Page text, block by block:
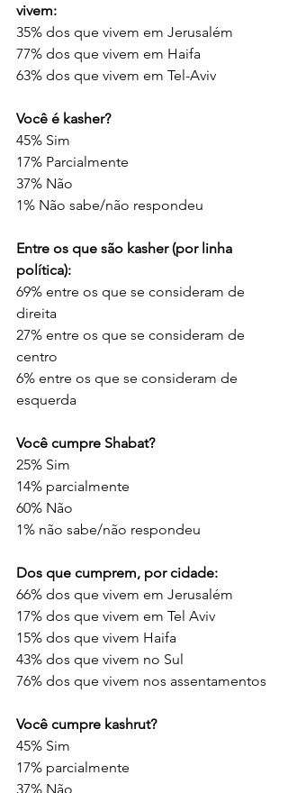
vivem:
35% dos que vivem em Jerusalém
77% dos que vivem em Haifa
63% dos que vivem em Tel-Aviv
Você é kasher?
45% Sim
17% Parcialmente
37% Não
1% Não sabe/não respondeu
Entre os que são kasher (por linha
política):
69% entre os que se consideram de
direita
27% entre os que se consideram de
centro
6% entre os que se consideram de
esquerda
Você cumpre Shabat?
25% Sim
14% parcialmente
60% Não
1% não sabe/não respondeu
Dos que cumprem, por cidade:
66% dos que vivem em Jerusalém
17% dos que vivem em Tel Aviv
15% dos que vivem Haifa
43% dos que vivem no Sul
76% dos que vivem nos assentamentos
Você cumpre kashrut?
45% Sim
17% parcialmente
37% Não